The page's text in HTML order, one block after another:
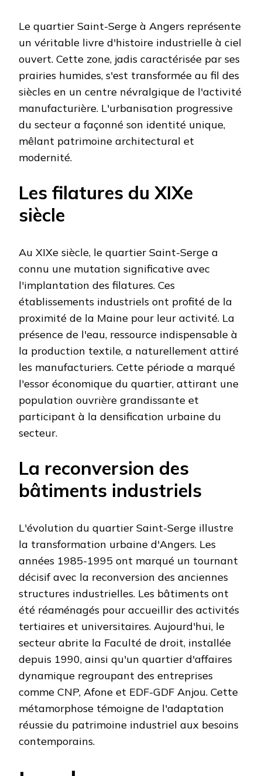
Le quartier Saint-Serge à Angers représente
un véritable livre d'histoire industrielle à ciel
ouvert. Cette zone, jadis caractérisée par ses
prairies humides, s'est transformée au fil des
siècles en un centre névralgique de l'activité
manufacturière. L'urbanisation progressive
du secteur a façonné son identité unique,
mêlant patrimoine architectural et
modernité.
Les filatures du XIXe
siècle
Au XIXe siècle, le quartier Saint-Serge a
connu une mutation significative avec
l'implantation des filatures. Ces
établissements industriels ont profité de la
proximité de la Maine pour leur activité. La
présence de l'eau, ressource indispensable à
la production textile, a naturellement attiré
les manufacturiers. Cette période a marqué
l'essor économique du quartier, attirant une
population ouvrière grandissante et
participant à la densification urbaine du
secteur.
La reconversion des
bâtiments industriels
L'évolution du quartier Saint-Serge illustre
la transformation urbaine d'Angers. Les
années 1985-1995 ont marqué un tournant
décisif avec la reconversion des anciennes
structures industrielles. Les bâtiments ont
été réaménagés pour accueillir des activités
tertiaires et universitaires. Aujourd'hui, le
secteur abrite la Faculté de droit, installée
depuis 1990, ainsi qu'un quartier d'affaires
dynamique regroupant des entreprises
comme CNP, Afone et EDF-GDF Anjou. Cette
métamorphose témoigne de l'adaptation
réussie du patrimoine industriel aux besoins
contemporains.